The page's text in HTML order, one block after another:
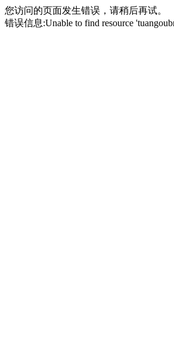
您访问的页面发生错误，请稍后再试。
错误信息:Unable to find resource